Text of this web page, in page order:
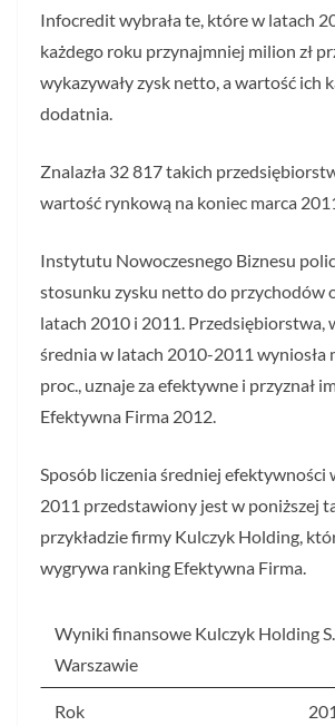
Infocredit wybrała te, które w latach
każdego roku przynajmniej milion zł
wykazywały zysk netto, a wartość ich
dodatnia.
Znalazła 32 817 takich
wartość rynkową na koniec marca
Instytutu Nowoczesnego Biznesu
stosunku zysku netto do przychodów
latach 2010 i 2011. Przedsiębiorstwa,
średnia w latach 2010-2011 wyniosła
proc., uznaje za efektywne i przyznał
Efektywna Firma 2012.
Sposób liczenia średniej efektywności
2011 przedstawiony jest w poniższej
przykładzie firmy Kulczyk Holding,
wygrywa ranking Efektywna Firma.
Wyniki finansowe Kulczyk Holding
Warszawie
Rok